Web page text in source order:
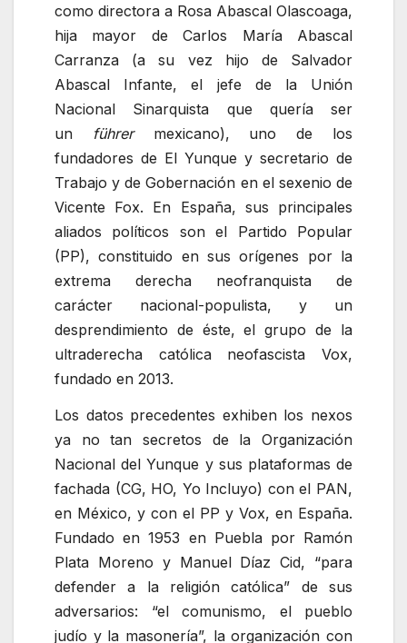
como directora a Rosa Abascal Olascoaga,
hija mayor de Carlos María Abascal
Carranza (a su vez hijo de Salvador
Abascal Infante, el jefe de la Unión
Nacional Sinarquista que quería ser
un
führer mexicano), uno de los
fundadores de El Yunque y secretario de
Trabajo y de Gobernación en el sexenio de
Vicente Fox. En España, sus principales
aliados políticos son el Partido Popular
(PP), constituido en sus orígenes por la
extrema derecha neofranquista de
carácter nacional-populista, y un
desprendimiento de éste, el grupo de la
ultraderecha católica neofascista Vox,
fundado en 2013.
Los datos precedentes exhiben los nexos
ya no tan secretos de la Organización
Nacional del Yunque y sus plataformas de
fachada (CG, HO, Yo Incluyo) con el PAN,
en México, y con el PP y Vox, en España.
Fundado en 1953 en Puebla por Ramón
Plata Moreno y Manuel Díaz Cid,
para
defender a la religión católica
de sus
adversarios:
el comunismo, el pueblo
judío y la masonería , la organización con